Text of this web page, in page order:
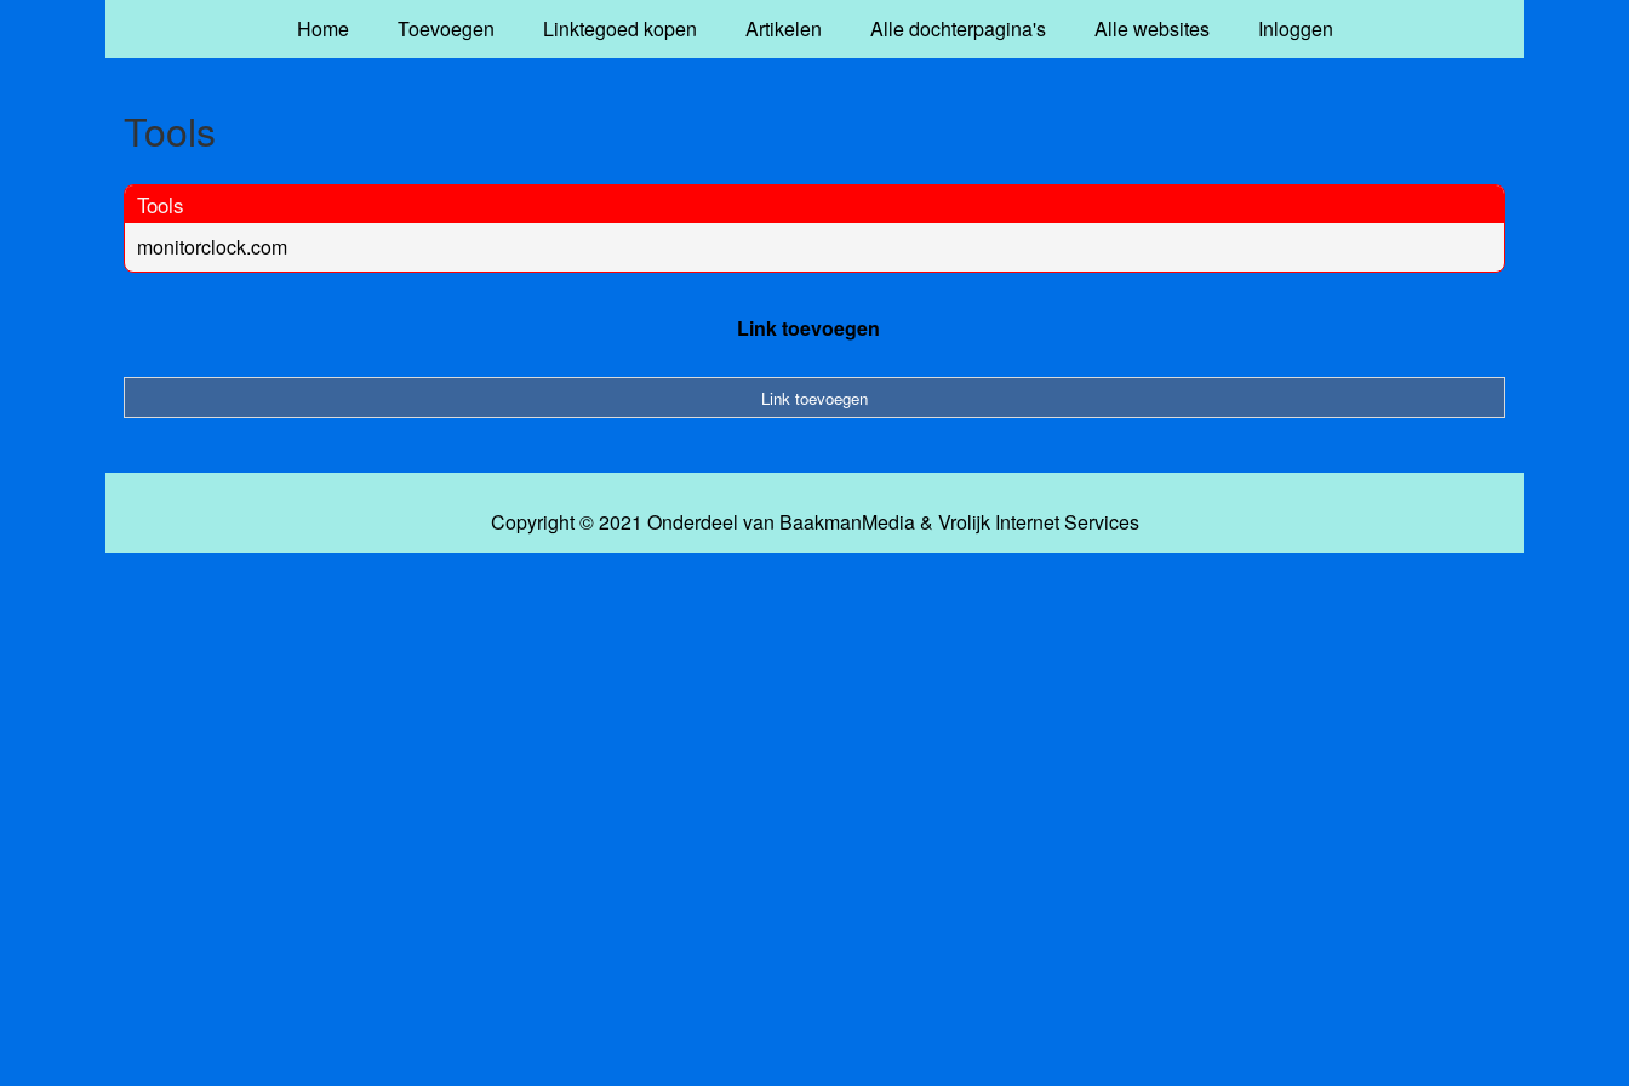
Home Toevoegen Linktegoed kopen Artikelen Alle dochterpagina's Alle websites Inloggen
Tools
Tools
monitorclock.com
Link toevoegen
Link toevoegen
Copyright © 2021 Onderdeel van BaakmanMedia& Vrolijk Internet Services